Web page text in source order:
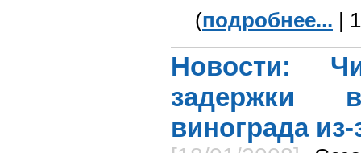
(подробнее... |
Новости:
задержки
винограда из-